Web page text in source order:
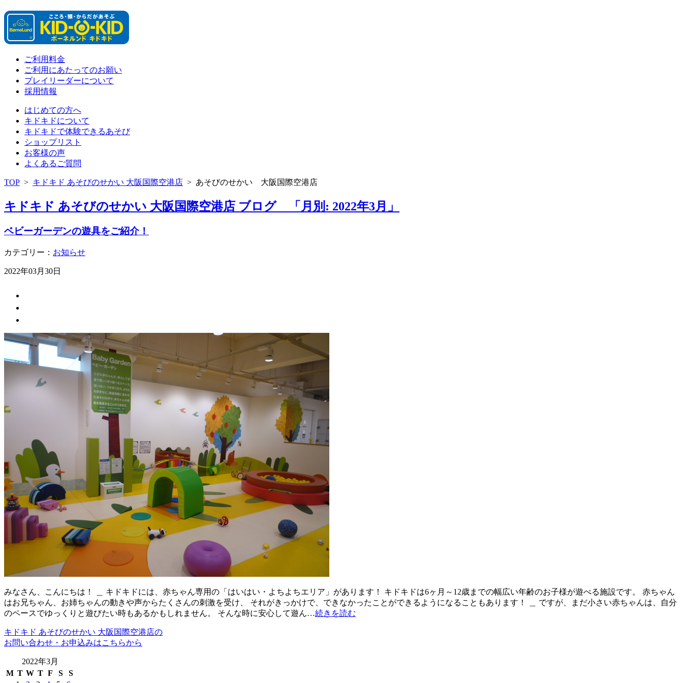
ご利用料金
ご利用にあたってのお願い
プレイリーダーについて
採用情報
はじめての方へ
キドキドについて
キドキドで体験できるあそび
ショップリスト
お客様の声
よくあるご質問
TOP > キドキド あそびのせかい 大阪国際空港店 > あそびのせかい 大阪国際空港店
キドキド あそびのせかい 大阪国際空港店 ブログ 「月別: 2022年3月」
ベビーガーデンの遊具をご紹介！
カテゴリー： お知らせ
2022年03月30日
みなさん、こんにちは！ ＿ キドキドには、赤ちゃん専用の「はいはい・よちよちエリア」があります！ キドキドは6ヶ月～12歳までの幅広い年齢のお子様が遊べる施設です。 赤ちゃん
はお兄ちゃん、お姉ちゃんの動きや声からたくさんの刺激を受け、 それがきっかけで、できなかったことができるようになることもあります！ ＿ ですが、まだ小さい赤ちゃんは、自分
のペースでゆっくりと遊びたい時もあるかもしれません。 そんな時に安心して遊ん…続きを読む
キドキド あそびのせかい 大阪国際空港店の
お問い合わせ・お申込みはこちらから
2022年3月
M T W T F S
S